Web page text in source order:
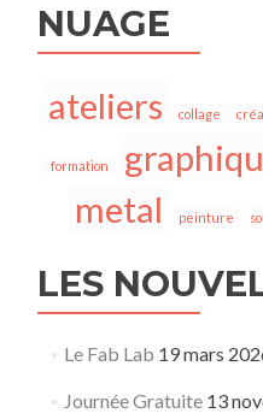
NUAGE
ateliers
collage
formation
metal peinture
LES
Le Fab Lab 19 mars
Journée Gratuite 13